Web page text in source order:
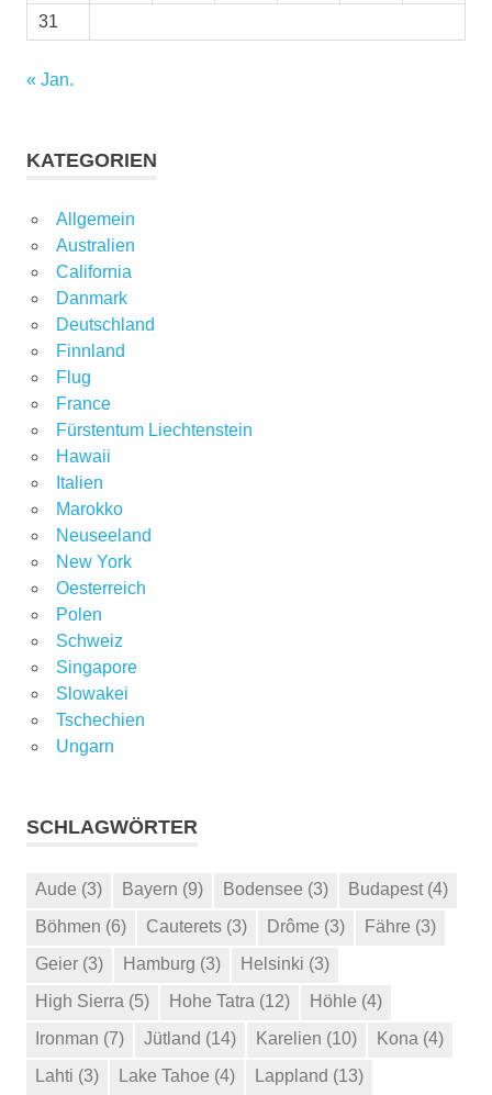
31
« Jan.
KATEGORIEN
Allgemein
Australien
California
Danmark
Deutschland
Finnland
Flug
France
Fürstentum Liechtenstein
Hawaii
Italien
Marokko
Neuseeland
New York
Oesterreich
Polen
Schweiz
Singapore
Slowakei
Tschechien
Ungarn
SCHLAGWÖRTER
Aude (3) Bayern (9) Bodensee (3) Budapest (4)
Böhmen (6) Cauterets (3) Drôme (3) Fähre (3)
Geier (3) Hamburg (3) Helsinki (3)
High Sierra (5) Hohe Tatra (12) Höhle (4)
Ironman (7) Jütland (14) Karelien (10) Kona (4)
Lahti (3) Lake Tahoe (4) Lappland (13)